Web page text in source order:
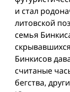
и стал
литовской
семья
Бинкисов
считаные
бегства,